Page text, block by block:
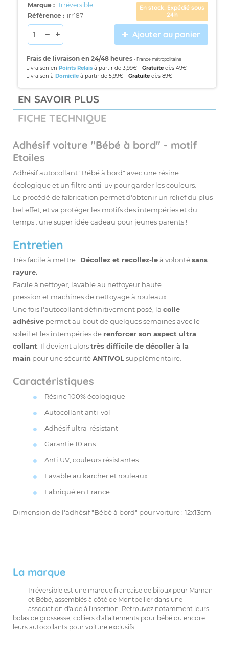
Marque : Irréversible
Référence : irr187
En stock. Expédié sous
24h
Ajouter au panier
Frais de livraison en 24/48 heures - France métropolitaine
Livraison en Points Relaisà partir de 3,99€ - Gratuitedès 49€
Livraison à Domicileà partir de 5,99€ - Gratuitedès 89€
EN SAVOIR PLUS
FICHE TECHNIQUE
Adhésif voiture "Bébé à bord" - motif
Etoiles
Adhésif autocollant "Bébé à bord" avec une résine
écologique et un filtre anti-uv pour garder les couleurs.
Le procédé de fabrication permet d'obtenir un relief du plus
bel effet, et va protéger les motifs des intempéries et du
temps : une super idée cadeau pour jeunes parents !
Entretien
Très facile à mettre : Décollez et recollez-leà volontésans
rayure.
Facile à nettoyer, lavable au nettoyeur haute
pression et machines de nettoyage à rouleaux.
Une fois l'autocollant définitivement posé, la colle
adhésive permet au bout de quelques semaines avec le
soleil et les intempéries de renforcer son aspect ultra
collant . Il devient alorstrès difficile de décoller à la
main pour une sécuritéANTIVOLsupplémentaire.
Caractéristiques
Résine 100% écologique
Autocollant anti-vol
Adhésif ultra-résistant
Garantie 10 ans
Anti UV, couleurs résistantes
Lavable au karcher et rouleaux
Fabriqué en France
Dimension de l'adhésif "Bébé à bord" pour voiture : 12x13cm
La marque
Irréversible est une marque française de bijoux pour Maman
et Bébé, assemblés à côté de Montpellier dans une
association d'aide à l'insertion. Retrouvez notamment leurs
bolas de grossesse, colliers d'allaitements pour bébé ou encore
leurs autocollants pour voiture exclusifs.